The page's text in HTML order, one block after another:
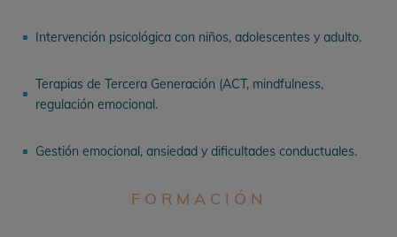
^ Intervención psicológica con niños, adolescentes y adulto.
^
Terapias de Tercera Generación (ACT, mindfulness,
regulación emocional.
^ Gestión emocional, ansiedad y dificultades conductuales.
FORMACIÓN